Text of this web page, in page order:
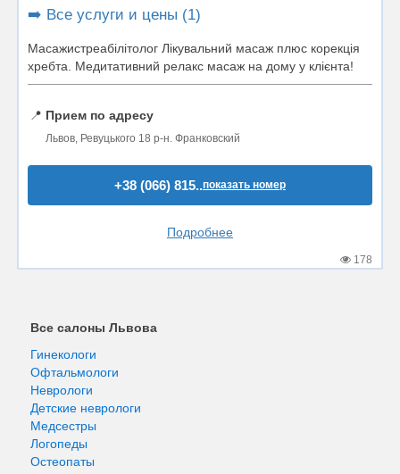
➡️ Все услуги и цены (1)
Масажистреабілітолог Лікувальний масаж плюс корекція
хребта. Медитативний релакс масаж на дому у клієнта!
📍 Прием по адресу
Львов, Ревуцького 18 р-н. Франковский
+38 (066) 815..показать номер
Подробнее
178
Все салоны Львова
Гинекологи
Офтальмологи
Неврологи
Детские неврологи
Медсестры
Логопеды
Остеопаты